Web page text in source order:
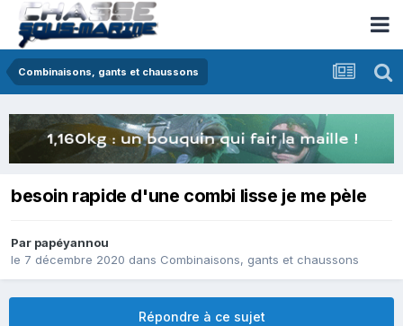
Combinaisons, gants et chaussons
besoin rapide d'une combi lisse je me pèle
Par papéyannou
le 7 décembre 2020 dans Combinaisons, gants et chaussons
Répondre à ce sujet